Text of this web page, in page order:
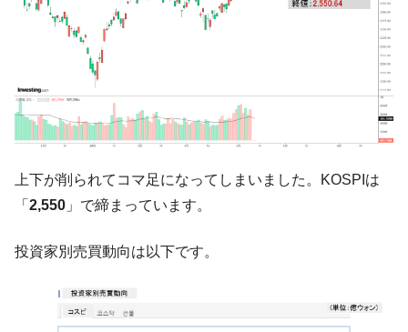
『Money1』
韓国「ここは北朝鮮なのか。選管がサーバ
ーにウソのデータを入力したのは明白だ」
『Money1』
韓国･李在明さっそく不動産対策で浅薄な発
言。
『Money1』
韓国は「中国と同じく」投資に不適格な国
だ。
『Money1』
『韓国銀行』が「金の保有量を増やしま
す」⇒「金を経由するドル入手」手段ではないのか？
ル」まで拡大 ⇒ 海外資金の動きに強く左右される状態
い「50.5％」に上昇
『Money1』
韓国大統領府ボンクラ政策室長が告発され
上下が削られてコマ足になってしまいました。KOSPIは
「 2,550 」で締まっています。
投資家別売買動向は以下です。